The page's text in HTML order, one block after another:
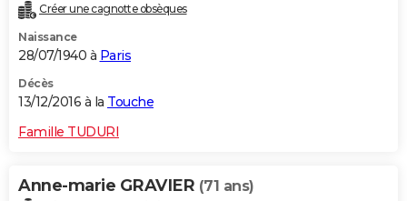
Créer une cagnotte obsèques
Naissance
28/07/1940 à Paris
Décès
13/12/2016 à la Touche
Famille TUDURI
Anne-marie GRAVIER (71 ans)